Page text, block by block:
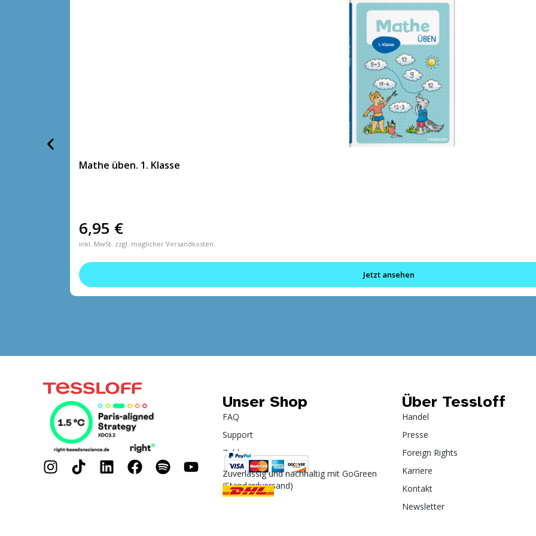
Mathe üben. 1. Klasse
6,95 €
inkl. MwSt. zzgl. möglicher Versandkosten
Jetzt ansehen
Unser Shop
FAQ
Support
Zahlung
Zuverlässig und nachhaltig mit GoGreen
(Standardversand)
Über Tessloff
Handel
Presse
Foreign Rights
Karriere
Kontakt
Newsletter